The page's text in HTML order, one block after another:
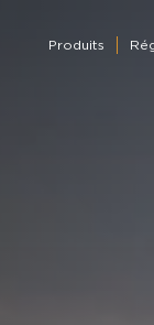
Produits